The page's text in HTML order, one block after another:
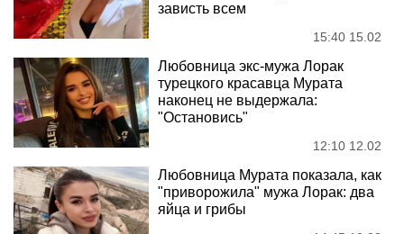
зависть всем
15:40 15.02
Любовница экс-мужа Лорак
турецкого красавца Мурата
наконец не выдержала:
"Остановись"
12:10 12.02
Любовница Мурата показала, как
"приворожила" мужа Лорак: два
яйца и грибы